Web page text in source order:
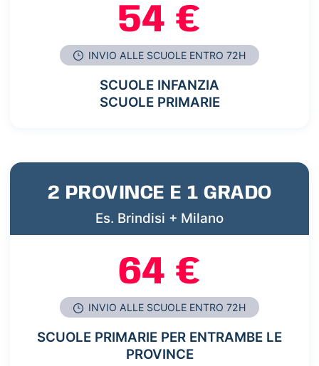
54 €
INVIO ALLE SCUOLE ENTRO 72H
SCUOLE INFANZIA
SCUOLE PRIMARIE
2 PROVINCE E 1 GRADO
Es. Brindisi + Milano
64 €
INVIO ALLE SCUOLE ENTRO 72H
SCUOLE PRIMARIE PER ENTRAMBE LE
PROVINCE